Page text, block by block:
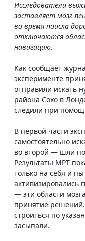
Исследователи
заставляет мозг л
во время поиска
отключаются
навигацию.
Как сообщает
эксперименте
отправили искать
района Сохо в
следили при
В первой части
самостоятельно
во второй — шли
Результаты МРТ
только на себя и
активизировались
— эти области
принятие
строиться по
засыпали.